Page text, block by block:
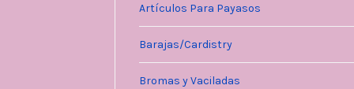
Artículos Para Payasos
Barajas/Cardistry
Bromas y Vaciladas